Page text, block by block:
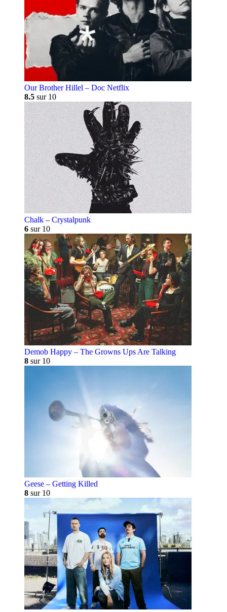
Our Brother Hillel – Doc Netflix
8.5 sur 10
Chalk – Crystalpunk
6 sur 10
Demob Happy – The Growns Ups Are Talking
8 sur 10
Geese – Getting Killed
8 sur 10